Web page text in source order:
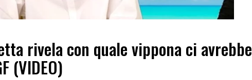
rivela con quale vippona ci avrebbe
(VIDEO)